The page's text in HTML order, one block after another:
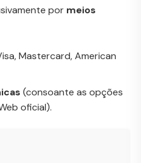
por meios
Mastercard, American
(consoante as opções
oficial).